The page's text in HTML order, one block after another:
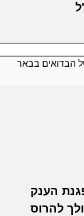
הענק
להרוס